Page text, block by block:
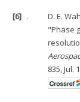
[6] .
D. E.
"Phase
835, Jul.